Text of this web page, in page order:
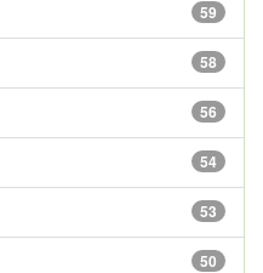
59
58
56
54
53
50